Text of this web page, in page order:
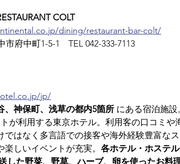
COLT
dining/restaurant-bar-colt/
市府中町1-5-1　TEL 042-333-7113
jp/
、神保町、浅草の都内5箇所 にある宿泊施
が利用する東京ホテル。利用客の口コミや
ではなく多言語での接客や海外経験豊富な
しいイベントが充実。 各ホテル・ホステ
した野菜、野草、ハーブ、卵を使ったお料